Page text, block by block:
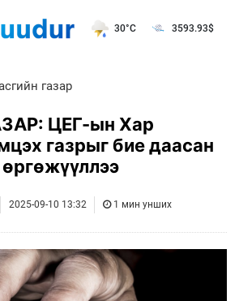
30°C 3593.93$
газар
ЦЕГ-ын Хар
газрыг бие даасан
2025-09-10 13:32 1 мин унших